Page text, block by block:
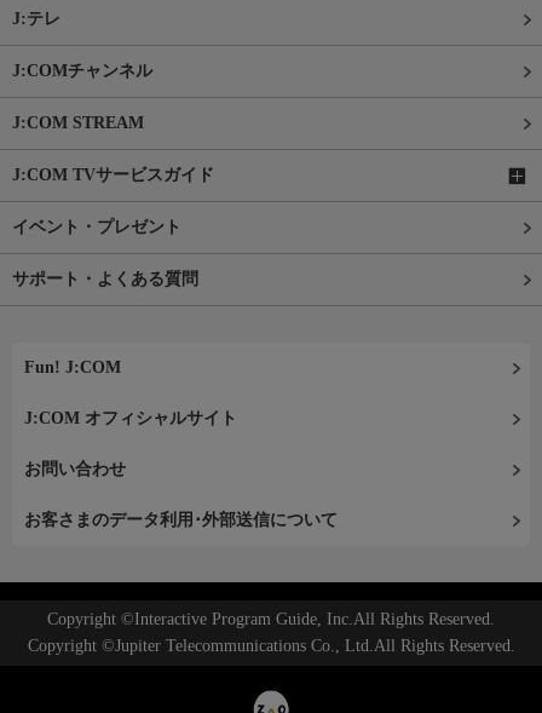
J:テレ
J:COMチャンネル
J:COM STREAM
J:COM TVサービスガイド
イベント・プレゼント
サポート・よくある質問
Fun! J:COM
J:COM オフィシャルサイト
お問い合わせ
お客さまのデータ利用･外部送信について
Copyright ©Interactive Program Guide, Inc.All Rights Reserved.
Copyright ©Jupiter Telecommunications Co., Ltd.All Rights Reserved.